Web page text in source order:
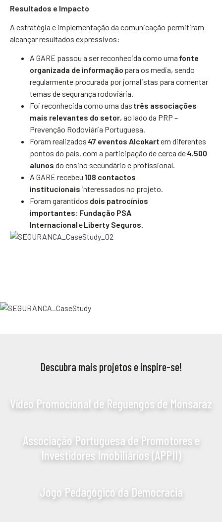
Resultados e Impacto
A estratégia e implementação da comunicação permitiram
alcançar resultados expressivos:
A GARE passou a ser reconhecida como uma fonte
organizada de informação para os media, sendo
regularmente procurada por jornalistas para comentar
temas de segurança rodoviária.
Foi reconhecida como uma das três associações
mais relevantes do setor, ao lado da PRP –
Prevenção Rodoviária Portuguesa.
Foram realizados 47 eventos Alcokartem diferentes
pontos do país, com a participação de cerca de4.500
alunos do ensino secundário e profissional.
A GARE recebeu 108 contactos
institucionais interessados no projeto.
Foram garantidos dois patrocínios
importantes: Fundação PSA
InternacionaleLiberty Seguros.
Descubra mais projetos e inspire-se!
Vídeo Promocional de Reguengos de Monsaraz
Associação Portuguesa de Promotores e
Investidores Imobiliários (APPII)
Jogo Pedagógico da Democracia